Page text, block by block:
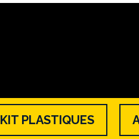
KIT PLASTIQUES